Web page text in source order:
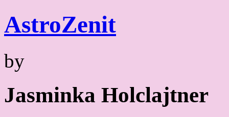
Skip
to
content
AstroZenit
by
Jasminka Holclajtner